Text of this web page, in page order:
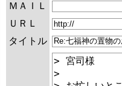
ＭＡＩＬ
ＵＲＬ
タイトル